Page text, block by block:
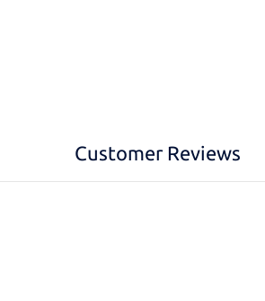
Customer Reviews